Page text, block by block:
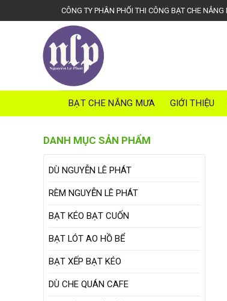
k
c
n
CÔNG TY PHÂN PHỐI THI CÔNG BẠT CHE NẮNG
BẠT CHE NẮNG MƯA GIỚI THIỆU
DANH MỤC SẢN PHẨM
DÙ NGUYỄN LÊ PHÁT
RÈM NGUYỄN LÊ PHÁT
BẠT KÉO BẠT CUỐN
BẠT LÓT AO HỒ BỂ
BẠT XẾP BẠT KÉO
DÙ CHE QUÁN CAFE